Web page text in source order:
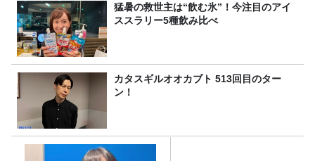
猛暑の救世主は“飲む氷”！今注目のアイ
ススラリー5種飲み比べ
カタスギルオオカブト 513回目のター
ン！